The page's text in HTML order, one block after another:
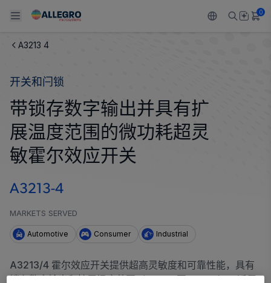
Back To Main Menu
产品
感应
调节
Back To Main Menu
应用
汽车
工业
Technologies
Back To Main Menu
技术支持
设计和开发
封装
Back To Main Menu
技术资源
Resource Center
Back To Main Menu
关于 ALLEGRO
我们的公司
人才招聘
Growth and Inclusion
联系我们
0
A3213 4
开关和闩锁
带锁存数字输出并具有扩
展温度范围的微功耗超灵
敏霍尔效应开关
A3213-4
MARKETS SERVED
Automotive Consumer Industrial
A3213/4 霍尔效应开关提供超高灵敏度和可靠性能，具有
锁存数字输出和扩展温度范围（-40°C 至 150°C），适用